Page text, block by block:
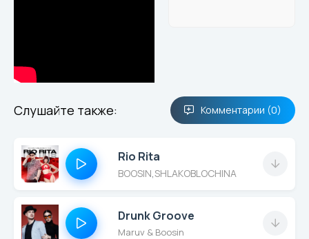
Слушайте также: Комментарии (0)
Rio Rita
BOOSIN SHLAKOBLOCHINA
Drunk Groove
Maruv & Boosin